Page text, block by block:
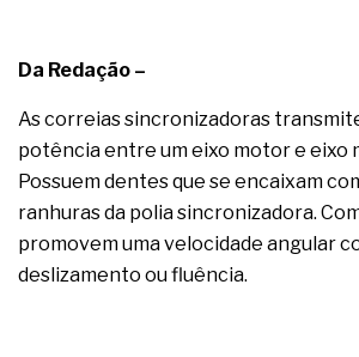
Da Redação –
As correias sincronizadoras
potência entre um eixo motor e eixo
Possuem dentes que se encaixam
ranhuras da polia sincronizadora.
promovem uma velocidade angular
deslizamento ou fluência.